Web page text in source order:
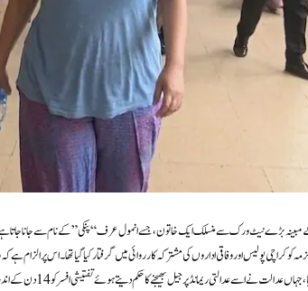
مبینہ بڑے نیٹ ورک سے منسلک ایک خاتون، جسے انمول عرف “پنکی” کے نام سے جانا جاتا
کو کراچی پولیس اور وفاقی اداروں کی مشترکہ کارروائی میں گرفتار کیا گیا تھا۔ اس پر
نے اسے عدالتی ریمانڈ پر جیل بھیجنے کا حکم دیتے ہوئے تفتیشی افسر کو 14 دن کے اندر چالان جمع کرانے کی ہدایت کی۔